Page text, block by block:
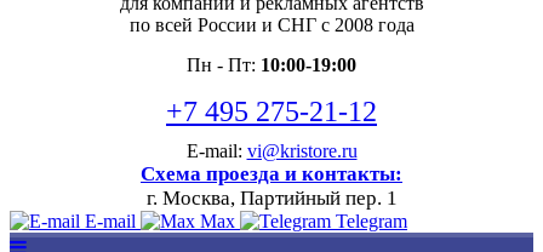
по всей России и СНГ с 2008 года
Пн - Пт: 10:00-19:00
+7 495 275-21-12
E-mail: vi@kristore.ru
Схема проезда и контакты:
г. Москва, Партийный пер. 1
E-mail Max Telegram